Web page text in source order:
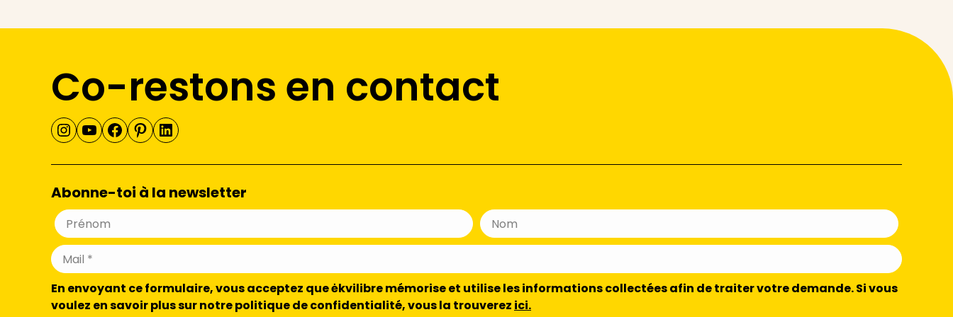
Co-restons en contact
Instagram YouTube Facebook Pinterest LinkedIn
Abonne-toi à la newsletter
En envoyant ce formulaire, vous acceptez que ėkvilibre mémorise et utilise les informations collectées afin de traiter votre demande. Si vous
voulez en savoir plus sur notre politique de confidentialité, vous la trouverez ici.